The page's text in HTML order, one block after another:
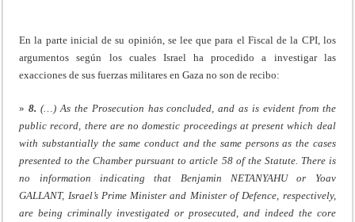
En la parte inicial de su opinión, se lee que para el Fiscal de la CPI, los
argumentos según los cuales Israel ha procedido a investigar las
exacciones de sus fuerzas militares en Gaza no son de recibo:
»8.(…) As the Prosecution has concluded, and as is evident from the
public record, there are no domestic proceedings at present which deal
with substantially the same conduct and the same persons as the cases
presented to the Chamber pursuant to article 58 of the Statute. There is
no information indicating that Benjamin NETANYAHU or Yoav
GALLANT, Israel’s Prime Minister and Minister of Defence, respectively,
are being criminally investigated or prosecuted, and indeed the core